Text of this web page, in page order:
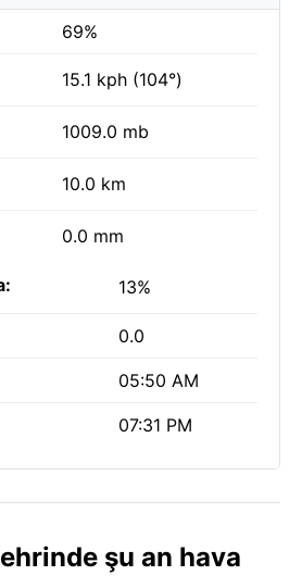
69%
15.1 kph (104°)
1009.0 mb
10.0 km
0.0 mm
13%
0.0
05:50 AM
07:31 PM
şu an hava